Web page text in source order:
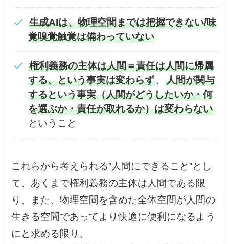
生成AIは、物理空間までは把握できない/味
覚嗅覚触覚は備わっていない
権利義務の主体は人間＝責任は人間に帰属
する、という事実は変わらず、人間が関与
するという事実（人間がどうしたいか・何
を選ぶか・責任が取れるか）は変わらない
ということ
これらから考えられる”人間にできること”とし
て、あくまで権利義務の主体は人間である限
り、また、物理空間を含めた全体空間が人間の
生きる空間であってより快適に便利になるよう
にと求める限り、